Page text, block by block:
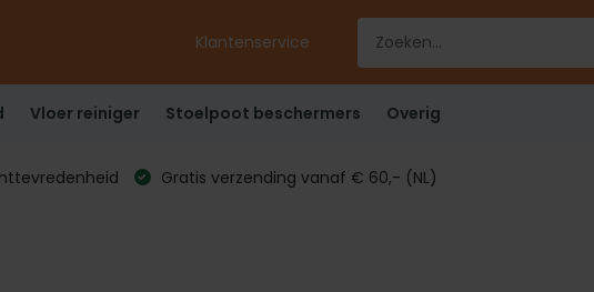
Klantenservice
Vloer reiniger Stoelpoot beschermers Overig
Gratis verzending vanaf € 60,- (NL)